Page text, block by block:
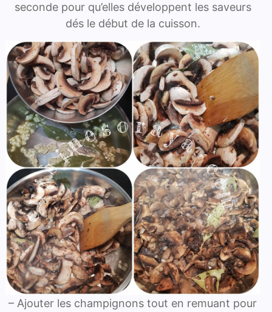
seconde pour qu’elles développent les saveurs
dés le début de la cuisson.
– Ajouter les champignons tout en remuant pour